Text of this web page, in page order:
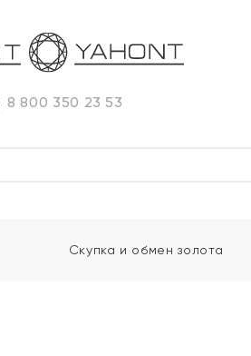
8 800 350 23 53
Скупка и обмен золота